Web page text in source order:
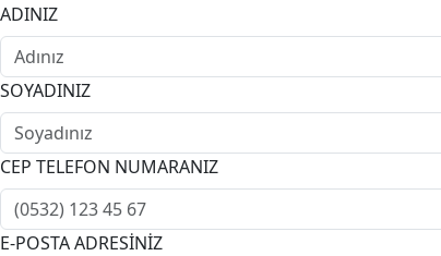
ADINIZ
SOYADINIZ
CEP TELEFON NUMARANIZ
E-POSTA ADRESİNİZ